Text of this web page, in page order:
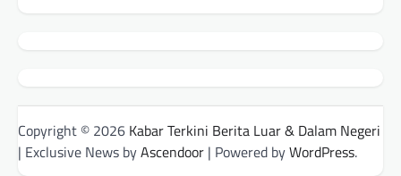
Copyright © 2026 Kabar Terkini Berita Luar & Dalam Negeri
| Exclusive News byAscendoor | Powered byWordPress.